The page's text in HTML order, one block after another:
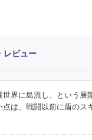
レビュー
界に島流し、という
は、戦闘以前に盾のス